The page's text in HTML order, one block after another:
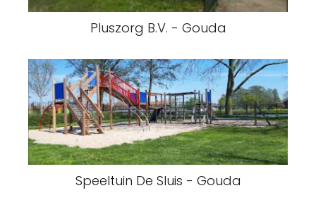
Pluszorg B.V. - Gouda
Speeltuin De Sluis - Gouda